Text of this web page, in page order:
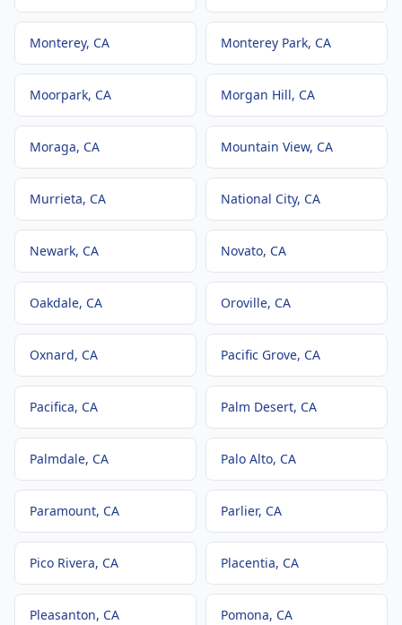
Monterey, CA Monterey Park, CA
Moorpark, CA Morgan Hill, CA
Moraga, CA Mountain View, CA
Murrieta, CA National City, CA
Newark, CA Novato, CA
Oakdale, CA Oroville, CA
Oxnard, CA Pacific Grove, CA
Pacifica, CA Palm Desert, CA
Palmdale, CA Palo Alto, CA
Paramount, CA Parlier, CA
Pico Rivera, CA Placentia, CA
Pleasanton, CA Pomona, CA